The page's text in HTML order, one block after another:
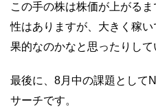
この手の株は株価が上がる
性はありますが、大きく稼
果的なのかなと思ったりして
最後に、8月中の課題として
サーチです。